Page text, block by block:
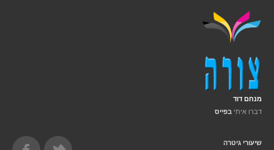
מנחם דוד
דברו איתי בפייס
שיעורי גיטרה